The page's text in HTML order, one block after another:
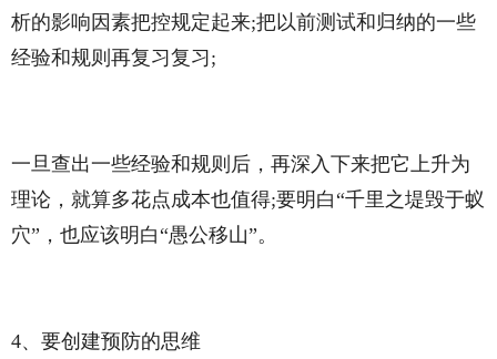
析的影响因素把控规定起来;把以前测试和归纳的一些
经验和规则再复习复习;
一旦查出一些经验和规则后，再深入下来把它上升为
理论，就算多花点成本也值得;要明白“千里之堤毁于蚁
穴”，也应该明白“愚公移山”。
4、要创建预防的思维